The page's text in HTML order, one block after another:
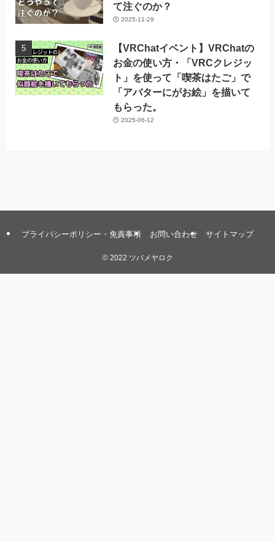
て注ぐのか？
2025-11-29
【VRChatイベント】VRChatの
お金の使い方・「VRCクレジッ
ト」を使って「喫茶はたご」で
「アバターにがお絵」を描いて
もらった。
2025-06-12
プライバシーポリシー・免責事項 お問い合わせ サイトマップ
©2022 ツバメヤロク